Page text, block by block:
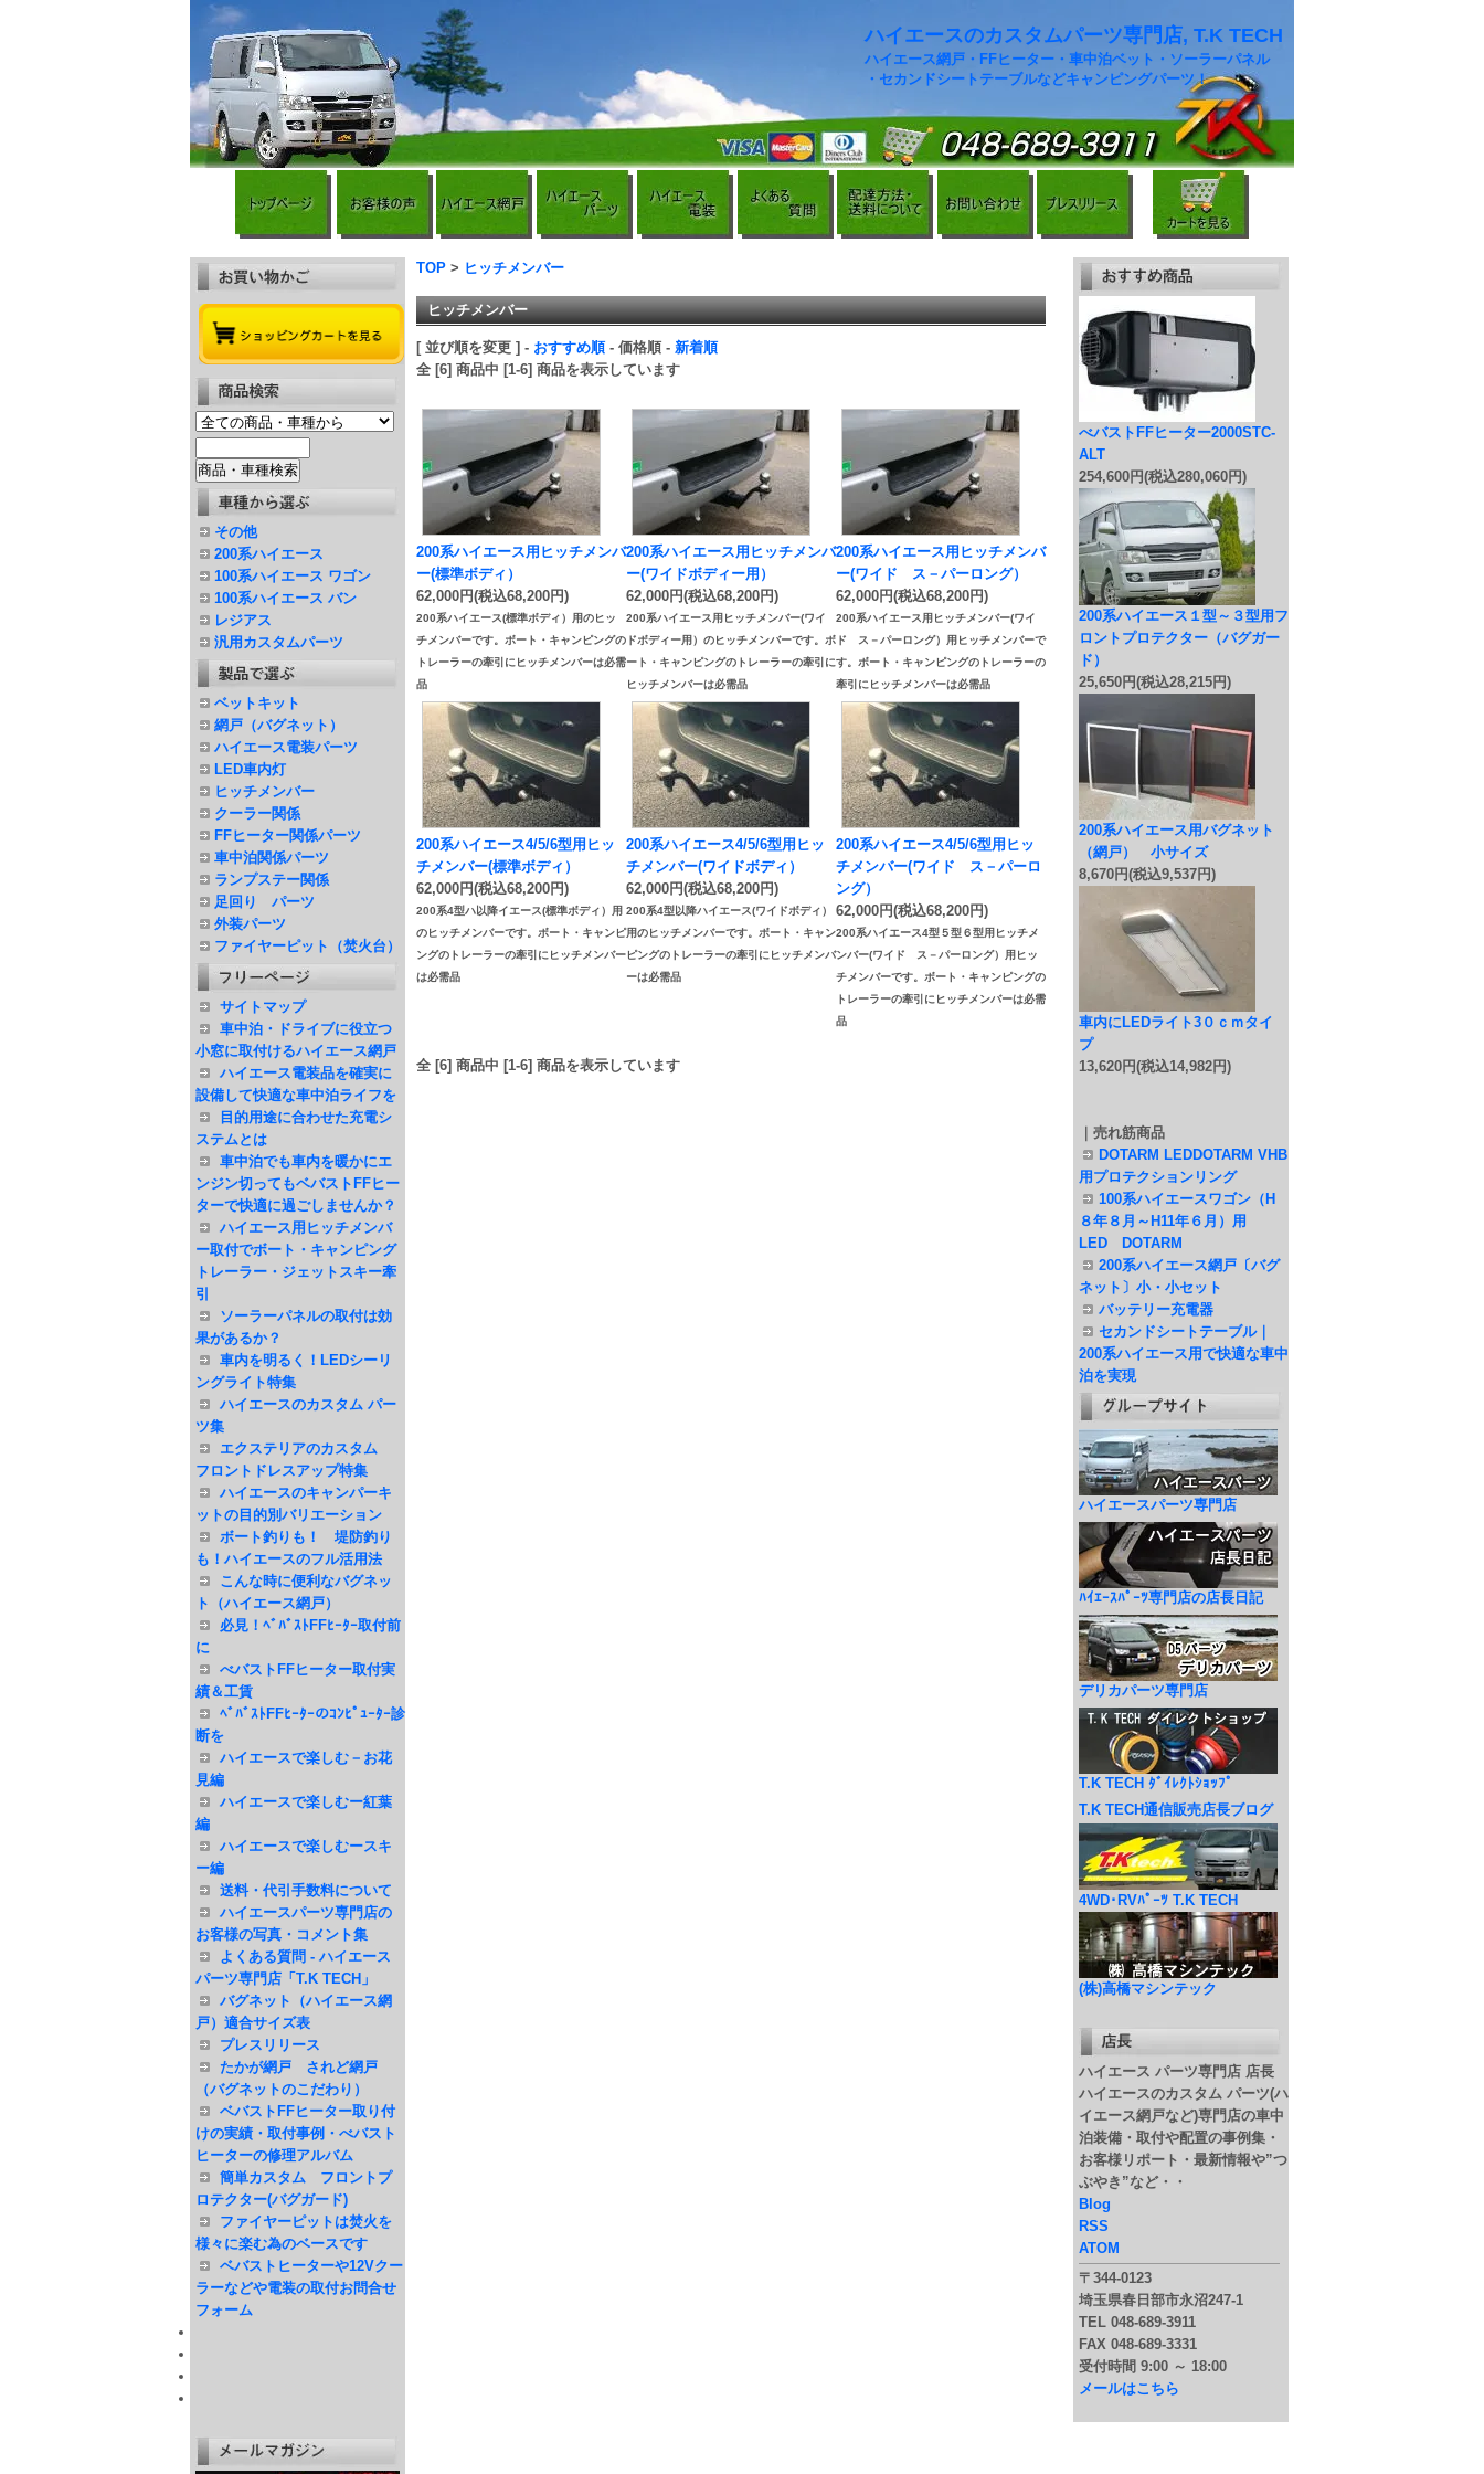
ハイエースのカスタムパーツ専門店, T.K TECH
ハイエース網戸・FFヒーター・車中泊ベット・ソーラーパネル
・セカンドシートテーブルなどキャンピングパーツ！
TOP > ヒッチメンバー
ヒッチメンバー
[ 並び順を変更 ] - おすすめ順- 価格順 - 新着順
全 [6] 商品中 [1-6] 商品を表示しています
200系ハイエース用ヒッチメンバ
ー(標準ボディ）
62,000円(税込68,200円)
200系ハイエース(標準ボディ）用のヒッ
チメンバーです。ボート・キャンピングの
トレーラーの牽引にヒッチメンバーは必需
品
200系ハイエース用ヒッチメンバ
ー(ワイドボディー用）
62,000円(税込68,200円)
200系ハイエース用ヒッチメンバー(ワイ
ドボディー用）のヒッチメンバーです。ボ
ート・キャンピングのトレーラーの牽引に
ヒッチメンバーは必需品
200系ハイエース用ヒッチメンバ
ー(ワイド ス－パーロング）
62,000円(税込68,200円)
200系ハイエース用ヒッチメンバー(ワイ
ド ス－パーロング）用ヒッチメンバーで
す。ボート・キャンピングのトレーラーの
牽引にヒッチメンバーは必需品
200系ハイエース4/5/6型用ヒッ
チメンバー(標準ボディ）
62,000円(税込68,200円)
200系4型ハ以降イエース(標準ボディ）用
のヒッチメンバーです。ボート・キャンピ
ングのトレーラーの牽引にヒッチメンバー
は必需品
200系ハイエース4/5/6型用ヒッ
チメンバー(ワイドボディ）
62,000円(税込68,200円)
200系4型以降ハイエース(ワイドボディ）
用のヒッチメンバーです。ボート・キャン
ピングのトレーラーの牽引にヒッチメンバ
ーは必需品
200系ハイエース4/5/6型用ヒッ
チメンバー(ワイド ス－パーロ
ング）
62,000円(税込68,200円)
200系ハイエース4型５型６型用ヒッチメ
ンバー(ワイド ス－パーロング）用ヒッ
チメンバーです。ボート・キャンピングの
トレーラーの牽引にヒッチメンバーは必需
品
全 [6] 商品中 [1-6] 商品を表示しています
その他
200系ハイエース
100系ハイエース ワゴン
100系ハイエース バン
レジアス
汎用カスタムパーツ
ベットキット
網戸（バグネット）
ハイエース電装パーツ
LED車内灯
ヒッチメンバー
クーラー関係
FFヒーター関係パーツ
車中泊関係パーツ
ランプステー関係
足回り パーツ
外装パーツ
ファイヤーピット（焚火台）
サイトマップ
車中泊・ドライブに役立つ
小窓に取付けるハイエース網戸
ハイエース電装品を確実に
設備して快適な車中泊ライフを
目的用途に合わせた充電シ
ステムとは
車中泊でも車内を暖かにエ
ンジン切ってもベバストFFヒー
ターで快適に過ごしませんか？
ハイエース用ヒッチメンバ
ー取付でボート・キャンピング
トレーラー・ジェットスキー牽
引
ソーラーパネルの取付は効
果があるか？
車内を明るく！LEDシーリ
ングライト特集
ハイエースのカスタム パー
ツ集
エクステリアのカスタム
フロントドレスアップ特集
ハイエースのキャンパーキ
ットの目的別バリエーション
ボート釣りも！ 堤防釣り
も！ハイエースのフル活用法
こんな時に便利なバグネッ
ト（ハイエース網戸）
必見！ﾍﾞﾊﾞｽﾄFFﾋｰﾀｰ取付前
に
べバストFFヒーター取付実
績＆工賃
ﾍﾞﾊﾞｽﾄFFﾋｰﾀｰのｺﾝﾋﾟｭｰﾀｰ診
断を
ハイエースで楽しむ－お花
見編
ハイエースで楽しむー紅葉
編
ハイエースで楽しむースキ
ー編
送料・代引手数料について
ハイエースパーツ専門店の
お客様の写真・コメント集
よくある質問 - ハイエース
パーツ専門店「T.K TECH」
バグネット（ハイエース網
戸）適合サイズ表
プレスリリース
たかが網戸 されど網戸
（バグネットのこだわり）
ベバストFFヒーター取り付
けの実績・取付事例・べバスト
ヒーターの修理アルバム
簡単カスタム フロントプ
ロテクター(バグガード)
ファイヤーピットは焚火を
様々に楽む為のベースです
ベバストヒーターや12Vクー
ラーなどや電装の取付お問合せ
フォーム
べバストFFヒーター2000STC-
ALT
254,600円(税込280,060円)
200系ハイエース１型～３型用フ
ロントプロテクター（バグガー
ド）
25,650円(税込28,215円)
200系ハイエース用バグネット
（網戸） 小サイズ
8,670円(税込9,537円)
車内にLEDライト3０ｃｍタイ
プ
13,620円(税込14,982円)
｜売れ筋商品
DOTARM LEDDOTARM VHB
用プロテクションリング
100系ハイエースワゴン（H
８年８月～H11年６月）用
LED DOTARM
200系ハイエース網戸〔バグ
ネット〕小・小セット
バッテリー充電器
セカンドシートテーブル｜
200系ハイエース用で快適な車中
泊を実現
ハイエースパーツ専門店
ﾊｲｴｰｽﾊﾟｰﾂ専門店の店長日記
デリカパーツ専門店
T.K TECH ﾀﾞｲﾚｸﾄｼｮｯﾌﾟ
T.K TECH通信販売店長ブログ
4WD･RVﾊﾟｰﾂ T.K TECH
(株)高橋マシンテック
ハイエース パーツ専門店 店長
ハイエースのカスタム パーツ(ハ
イエース網戸など)専門店の車中
泊装備・取付や配置の事例集・
お客様リポート・最新情報や”つ
ぶやき”など・・
Blog
RSS
ATOM
〒344-0123
埼玉県春日部市永沼247-1
TEL 048-689-3911
FAX 048-689-3331
受付時間 9:00 ～ 18:00
メールはこちら